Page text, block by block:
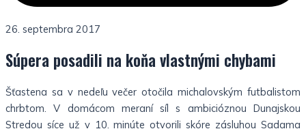
26. septembra 2017
Súpera posadili na koňa vlastnými chybami
Šťastena sa v nedeľu večer otočila michalovským futbalistom
chrbtom. V domácom meraní síl s ambicióznou Dunajskou
Stredou síce už v 10. minúte otvorili skóre zásluhou Sadama